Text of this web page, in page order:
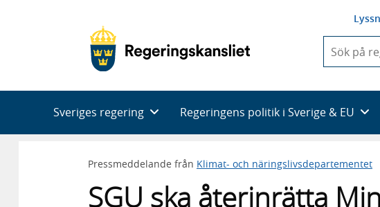
du
skriva
framträder
en
med
Sveriges regering Regeringens politik i Sverige & EU
Pressmeddelande från Klimat- och näringslivsdepartementet
SGU ska återinrätta